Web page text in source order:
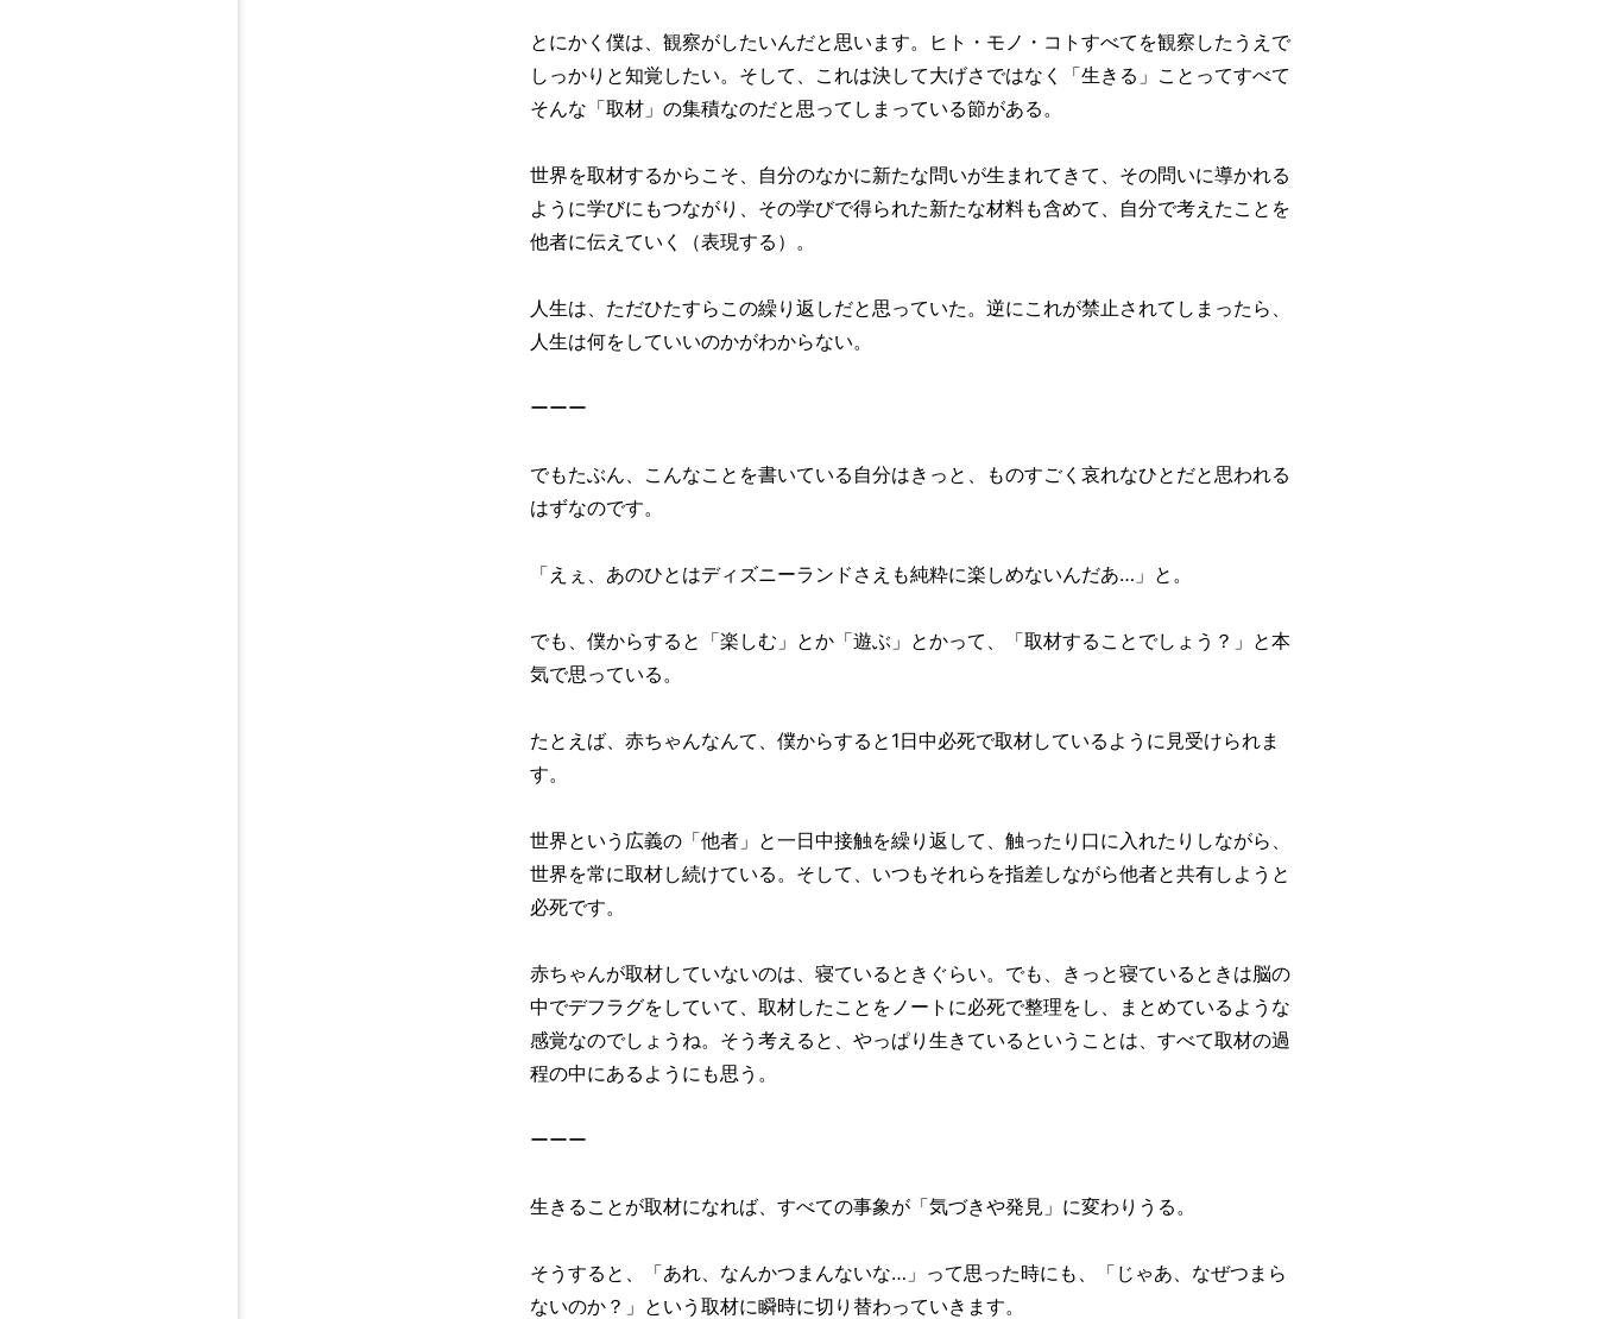
とにかく僕は、観察がしたいんだと思います。ヒト・モノ・コトすべてを観察したうえで
しっかりと知覚したい。そして、これは決して大げさではなく「生きる」ことってすべて
そんな「取材」の集積なのだと思ってしまっている節がある。
世界を取材するからこそ、自分のなかに新たな問いが生まれてきて、その問いに導かれる
ように学びにもつながり、その学びで得られた新たな材料も含めて、自分で考えたことを
他者に伝えていく（表現する）。
人生は、ただひたすらこの繰り返しだと思っていた。逆にこれが禁止されてしまったら、
人生は何をしていいのかがわからない。
ーーー
でもたぶん、こんなことを書いている自分はきっと、ものすごく哀れなひとだと思われる
はずなのです。
「えぇ、あのひとはディズニーランドさえも純粋に楽しめないんだあ…」と。
でも、僕からすると「楽しむ」とか「遊ぶ」とかって、「取材することでしょう？」と本
気で思っている。
たとえば、赤ちゃんなんて、僕からすると1日中必死で取材しているように見受けられま
す。
世界という広義の「他者」と一日中接触を繰り返して、触ったり口に入れたりしながら、
世界を常に取材し続けている。そして、いつもそれらを指差しながら他者と共有しようと
必死です。
赤ちゃんが取材していないのは、寝ているときぐらい。でも、きっと寝ているときは脳の
中でデフラグをしていて、取材したことをノートに必死で整理をし、まとめているような
感覚なのでしょうね。そう考えると、やっぱり生きているということは、すべて取材の過
程の中にあるようにも思う。
ーーー
生きることが取材になれば、すべての事象が「気づきや発見」に変わりうる。
そうすると、「あれ、なんかつまんないな…」って思った時にも、「じゃあ、なぜつまら
ないのか？」という取材に瞬時に切り替わっていきます。